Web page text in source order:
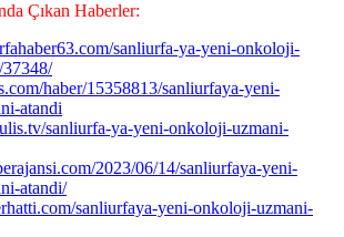
Çıkan Haberler:
sanliurfa-ya-yeni-onkoloji-
haber/15358813/sanliurfaya-yeni-
atandi
sanliurfa-ya-yeni-onkoloji-uzmani-
2023/06/14/sanliurfaya-yeni-
atandi/
sanliurfaya-yeni-onkoloji-uzmani-